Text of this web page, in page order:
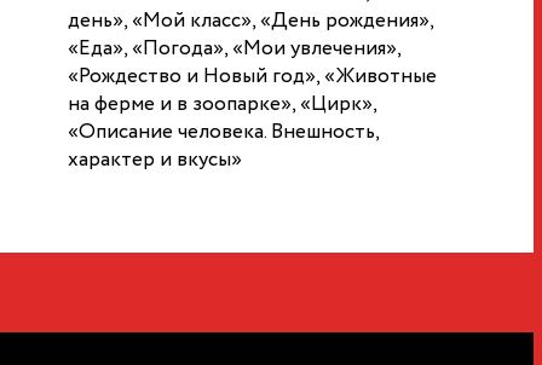
день», «Мой класс», «День рождения»,
«Еда», «Погода», «Мои увлечения»,
«Рождество и Новый год», «Животные
на ферме и в зоопарке», «Цирк»,
«Описание человека. Внешность,
характер и вкусы»